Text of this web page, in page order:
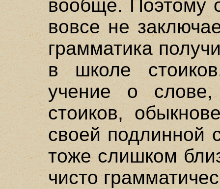
вообще. Поэтому
вовсе не
грамматика
в школе
учение о
стоиков,
своей подлинной
тоже слишком
чисто